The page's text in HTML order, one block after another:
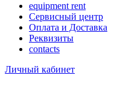
equipment rent
Сервисный центр
Оплата и Доставка
Реквизиты
contacts
Личный кабинет